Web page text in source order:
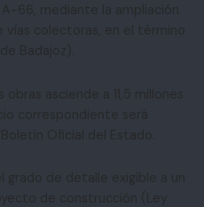
66, mediante la ampliación
colectoras, en el término
Badajoz).
asciende a 11,5 millones
correspondiente será
Oficial del Estado.
grado de detalle exigible a un
de construcción (Ley